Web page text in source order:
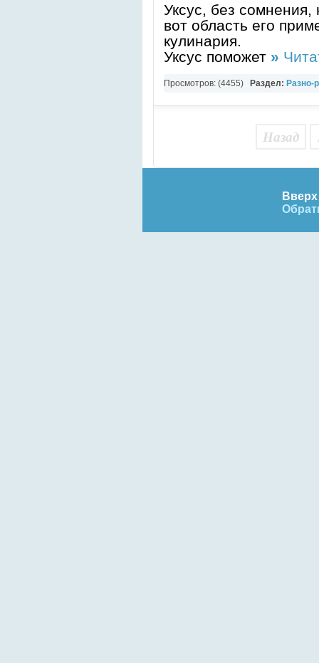
Уксус, без сомнения,
вот область его
кулинария.
Уксус поможет »
Просмотров: (4455) Раздел: Разно-
Назад
Вверх